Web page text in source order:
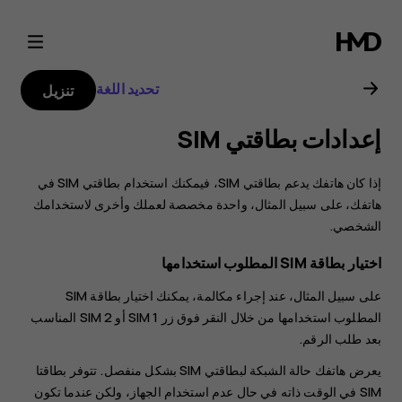
دليل
مستخدم
هاتف
Nokia
6.2
تحديد اللغة تنزيل
إعدادات بطاقتي SIM
‏‫إذا كان هاتفك يدعم بطاقتي SIM، فيمكنك استخدام بطاقتي SIM في
هاتفك، على سبيل المثال، واحدة مخصصة لعملك وأخرى لاستخدامك
الشخصي.
اختيار بطاقة SIM المطلوب استخدامها
على سبيل المثال، عند إجراء مكالمة، يمكنك اختيار بطاقة SIM
المطلوب استخدامها من خلال النقر فوق زر SIM 1 أو SIM 2 المناسب
بعد طلب الرقم.
يعرض هاتفك حالة الشبكة لبطاقتي SIM بشكل منفصل. تتوفر بطاقتا
SIM في الوقت ذاته في حال عدم استخدام الجهاز، ولكن عندما تكون